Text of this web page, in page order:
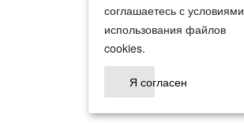
соглашаетесь с условиями
использования файлов
cookies.
Я согласен